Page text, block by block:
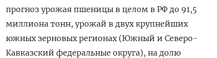
прогноз урожая пшеницы в целом в РФ до 91,5
миллиона тонн, урожай в двух крупнейших
южных ​зерновых регионах (Южный ⁠и Северо-
Кавказский федеральные округа), на долю